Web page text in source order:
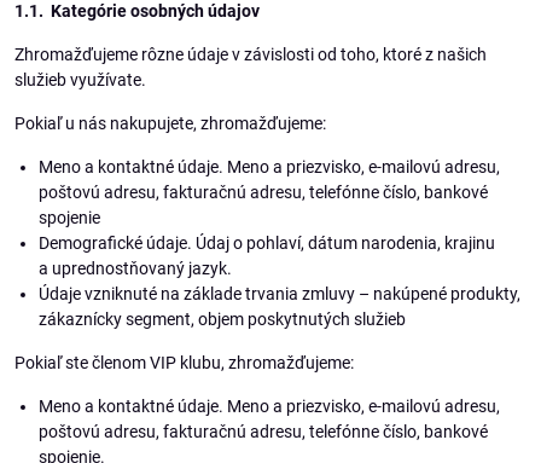
1.1. Kategórie osobných údajov
Zhromažďujeme rôzne údaje v závislosti od toho, ktoré z našich
služieb využívate.
Pokiaľ u nás nakupujete, zhromažďujeme:
Meno a kontaktné údaje. Meno a priezvisko, e-mailovú adresu,
poštovú adresu, fakturačnú adresu, telefónne číslo, bankové
spojenie
Demografické údaje. Údaj o pohlaví, dátum narodenia, krajinu
a uprednostňovaný jazyk.
Údaje vzniknuté na základe trvania zmluvy – nakúpené produkty,
zákaznícky segment, objem poskytnutých služieb
Pokiaľ ste členom VIP klubu, zhromažďujeme:
Meno a kontaktné údaje. Meno a priezvisko, e-mailovú adresu,
poštovú adresu, fakturačnú adresu, telefónne číslo, bankové
spojenie.